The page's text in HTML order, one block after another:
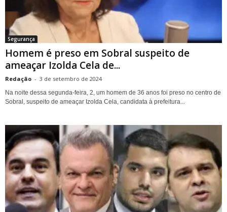
Segurança
Homem é preso em Sobral suspeito de
ameaçar Izolda Cela de...
Redação - 3 de setembro de 2024
Na noite dessa segunda-feira, 2, um homem de 36 anos foi preso no centro de
Sobral, suspeito de ameaçar Izolda Cela, candidata à prefeitura...